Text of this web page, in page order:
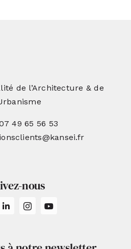
de l’Architecture & de
49 65 56 53
nous